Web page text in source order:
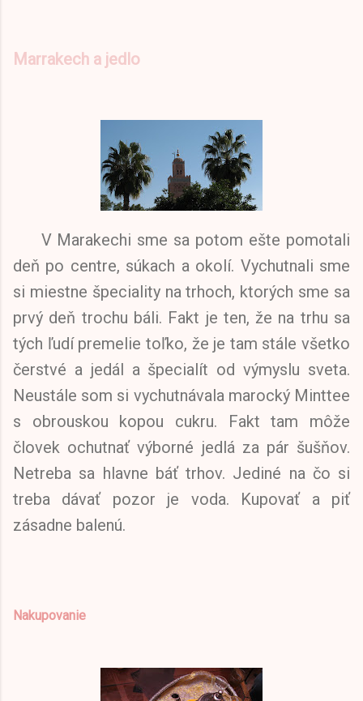
Marrakech a jedlo
V Marakechi sme sa potom ešte pomotali
deň po centre, súkach a okolí. Vychutnali sme
si miestne špeciality na trhoch, ktorých sme sa
prvý deň trochu báli. Fakt je ten, že na trhu sa
tých ľudí premelie toľko, že je tam stále všetko
čerstvé a jedál a špecialít od výmyslu sveta.
Neustále som si vychutnávala marocký Minttee
s obrouskou kopou cukru. Fakt tam môže
človek ochutnať výborné jedlá za pár šušňov.
Netreba sa hlavne báť trhov. Jediné na čo si
treba dávať pozor je voda. Kupovať a piť
zásadne balenú.
Nakupovanie